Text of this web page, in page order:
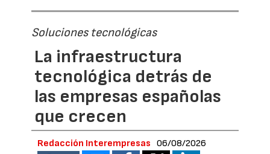
Soluciones tecnológicas
La infraestructura
tecnológica detrás de
las empresas españolas
que crecen
Redacción Interempresas 06/08/2026